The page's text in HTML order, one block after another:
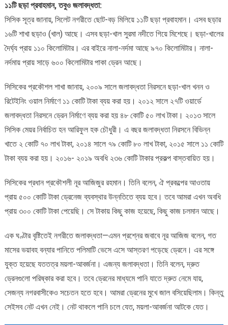
১১টি ছড়া প্রবাহমান, তবুও জলাবদ্ধতা:
সিসিক সূত্র জানায়, সিলেট নগরীতে ছোট-বড় মিলিয়ে ১১টি ছড়া প্রবাহমান। এসব ছড়ার
১৬টি শাখা ছড়াও (খাল) আছে। এসব ছড়া-খাল সুরমা নদীতে গিয়ে মিশেছে। ছড়া-খালের
দৈর্ঘ্য প্রায় ১১০ কিলোমিটার। এর বাইরে নালা-নর্দমা আছে ৯৭০ কিলোমিটার। নালা-
নর্দমায় প্রায় সাড়ে ৬০০ কিলোমিটার পাকা ড্রেন আছে।
সিসিকের প্রকৌশল শাখা জানায়, ২০০৯ সালে জলাবদ্ধতা নিরসনে ছড়া-খাল খনন ও
রিটেইনিং ওয়াল নির্মাণে ১১ কোটি টাকা ব্যয় করা হয়। ২০১২ সালে ২৭টি ওয়ার্ডে
জলাবদ্ধতা নিরসনে ড্রেন নির্মাণে ব্যয় করা হয় ৪৮ কোটি ৫০ লাখ টাকা। ২০১৩ সালে
সিসিক মেয়র নির্বাচিত হন আরিফুল হক চৌধুরী। এ বছর জলাবদ্ধতা নিরসনে বিভিন্ন
খাতে ২ কোটি ৭০ লাখ টাকা, ২০১৪ সালে ৭৯ কোটি ৮০ লাখ টাকা, ২০১৫ সালে ১১ কোটি
টাকা ব্যয় করা হয়। ২০১৬- ২০১৯ অবধি ২৩৬ কোটি টাকার প্রকল্প বাস্তবায়িত হয়।
সিসিকের প্রধান প্রকৌশলী নূর আজিজুর রহমান। তিনি বলেন, ঐ প্রকল্পের আওতায়
প্রায় ৫০০ কোটি টাকা ড্রেনেজ ব্যবস্থার উন্নতিতে ব্যয় হবে। তবে আমরা এখন অবধি
প্রায় ৩০০ কোটি টাকা পেয়েছি। সে টাকায় কিছু কাজ হয়েছে, কিছু কাজ চলমান আছে।
এক ঘণ্টার বৃষ্টিতেই নগরীতে জলাবদ্ধতা—এমন প্রশ্নের জবাবে নূর আজিজ বলেন, গত
মাসের ভয়াবহ বন্যার পানিতে পলিমাটি ভেসে এসে আস্তরণ পড়েছে ড্রেনে। এর সঙ্গে
যুক্ত হয়েছে যততত্র ময়লা-আবর্জনা। এজন্য জলাবদ্ধতা। তিনি বলেন, দ্রুত
ড্রেনগুলো পরিষ্কার করা হবে। তবে ড্রেনের মাধ্যমে পানি যাতে দ্রুত নেমে যায়,
সেজন্য নগরবাসীকেও সচেতন হতে হবে। আমরা ড্রেনের মুখে জাল বসিয়েছিলাম। কিন্তু
সেইসব নেট এখন নেই। নেট থাকলে পানি চলে যেত, ময়লা-আবর্জনা আটকে যেত।